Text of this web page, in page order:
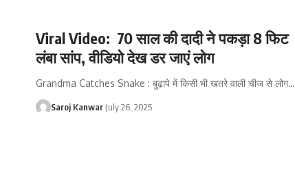
Viral Video: 70 साल की दादी ने पकड़ा 8 फिट
लंबा सांप, वीडियो देख डर जाएं लोग
Grandma Catches Snake : बुढ़ापे में किसी भी खतरे वाली चीज से लोग…
Saroj Kanwar July 26, 2025